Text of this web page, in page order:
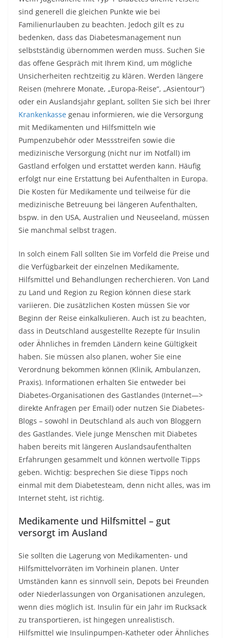
sind generell die gleichen Punkte wie bei
Familienurlauben zu beachten. Jedoch gilt es zu
bedenken, dass das Diabetesmanagement nun
selbstständig übernommen werden muss. Suchen Sie
das offene Gespräch mit Ihrem Kind, um mögliche
Unsicherheiten rechtzeitig zu klären. Werden längere
Reisen (mehrere Monate, „Europa-Reise“, „Asientour“)
oder ein Auslandsjahr geplant, sollten Sie sich bei Ihrer
Krankenkasse genau informieren, wie die Versorgung
mit Medikamenten und Hilfsmitteln wie
Pumpenzubehör oder Messstreifen sowie die
medizinische Versorgung (nicht nur im Notfall) im
Gastland erfolgen und erstattet werden kann. Häufig
erfolgt nur eine Erstattung bei Aufenthalten in Europa.
Die Kosten für Medikamente und teilweise für die
medizinische Betreuung bei längeren Aufenthalten,
bspw. in den USA, Australien und Neuseeland, müssen
Sie manchmal selbst tragen.
In solch einem Fall sollten Sie im Vorfeld die Preise und
die Verfügbarkeit der einzelnen Medikamente,
Hilfsmittel und Behandlungen recherchieren. Von Land
zu Land und Region zu Region können diese stark
variieren. Die zusätzlichen Kosten müssen Sie vor
Beginn der Reise einkalkulieren. Auch ist zu beachten,
dass in Deutschland ausgestellte Rezepte für Insulin
oder Ähnliches in fremden Ländern keine Gültigkeit
haben. Sie müssen also planen, woher Sie eine
Verordnung bekommen können (Klinik, Ambulanzen,
Praxis). Informationen erhalten Sie entweder bei
Diabetes-Organisationen des Gastlandes (Internet—>
direkte Anfragen per Email) oder nutzen Sie Diabetes-
Blogs – sowohl in Deutschland als auch von Bloggern
des Gastlandes. Viele junge Menschen mit Diabetes
haben bereits mit längeren Auslandsaufenthalten
Erfahrungen gesammelt und können wertvolle Tipps
geben. Wichtig: besprechen Sie diese Tipps noch
einmal mit dem Diabetesteam, denn nicht alles, was im
Internet steht, ist richtig.
Medikamente und Hilfsmittel – gut
versorgt im Ausland
Sie sollten die Lagerung von Medikamenten- und
Hilfsmittelvorräten im Vorhinein planen. Unter
Umständen kann es sinnvoll sein, Depots bei Freunden
oder Niederlassungen von Organisationen anzulegen,
wenn dies möglich ist. Insulin für ein Jahr im Rucksack
zu transportieren, ist hingegen unrealistisch.
Hilfsmittel wie Insulinpumpen-Katheter oder Ähnliches